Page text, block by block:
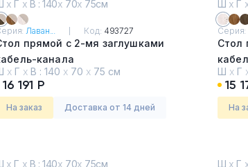
х Г х В : 140х 70х 75см
Лаван... Код: 493727
прямой с 2-мя заглушками
канала
темная и бежевый
х Г х В : 140 х 70 х 75 см
16 191 Р
На заказ Доставка от 14 дней
Ш х Г
Серия:
Стол
Ш х Г
15
На
х Г х В : 140х 70х 75см Ш х Г